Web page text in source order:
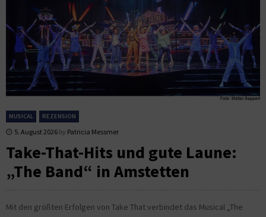
MUSICAL REZENSION
5. August 2026 by Patricia Messmer
Take-That-Hits und gute Laune:
„The Band“ in Amstetten
Mit den größten Erfolgen von Take That verbindet das Musical „The